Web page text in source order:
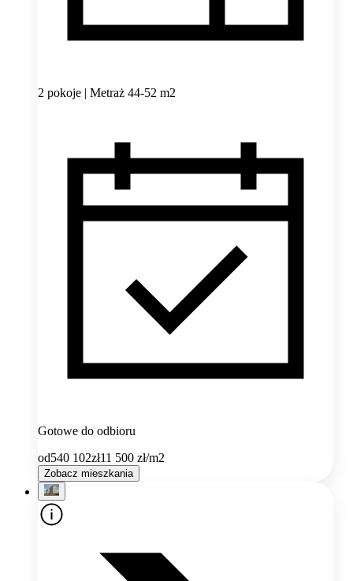
2 pokoje | Metraż 44-52 m2
Gotowe do odbioru
od540 102zł11 500 zł/m2
Zobacz mieszkania